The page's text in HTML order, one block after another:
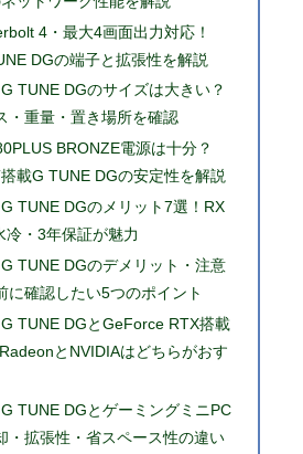
4・最大4画面出力対応！
DGの端子と拡張性を解説
TUNE DGのサイズは大きい？
・重量・置き場所を確認
BRONZE電源は十分？
載G TUNE DGの安定性を解説
TUNE DGのメリット7選！RX
冷・3年保証が魅力
TUNE DGのデメリット・注意
に確認したい5つのポイント
TUNE DGとGeForce RTX搭載
とNVIDIAはどちらがおす
TUNE DGとゲーミングミニPC
・拡張性・省スペース性の違い